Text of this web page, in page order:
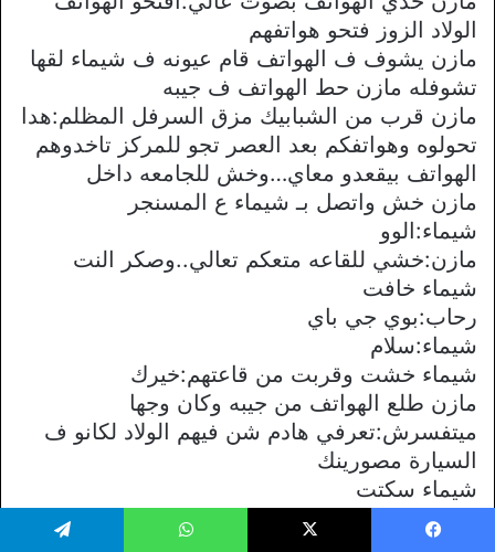
الولاد الزوز فتحو هواتفهم
مازن يشوف ف الهواتف قام عيونه ف شيماء لقها
تشوفله مازن حط الهواتف ف جيبه
مازن قرب من الشبابيك مزق السرفل المظلم:هدا
تحولوه وهواتفكم بعد العصر تجو للمركز تاخدوهم
الهواتف بيقعدو معاي…وخش للجامعه داخل
مازن خش واتصل بـ شيماء ع المسنجر
شيماء:الوو
مازن:خشي للقاعه متعكم تعالي..وصكر النت
شيماء خافت
رحاب:بوي جي باي
شيماء:سلام
شيماء خشت وقربت من قاعتهم:خيرك
مازن طلع الهواتف من جيبه وكان وجها
ميتفسرش:تعرفي هادم شن فيهم الولاد لكانو ف
السيارة مصورينك
شيماء سكتت
مازن بصوت حاد:تخيلي انهم طلعو بدون ميحس
عليهم حد شن رح يصير بصورك ينزلو صورك ز